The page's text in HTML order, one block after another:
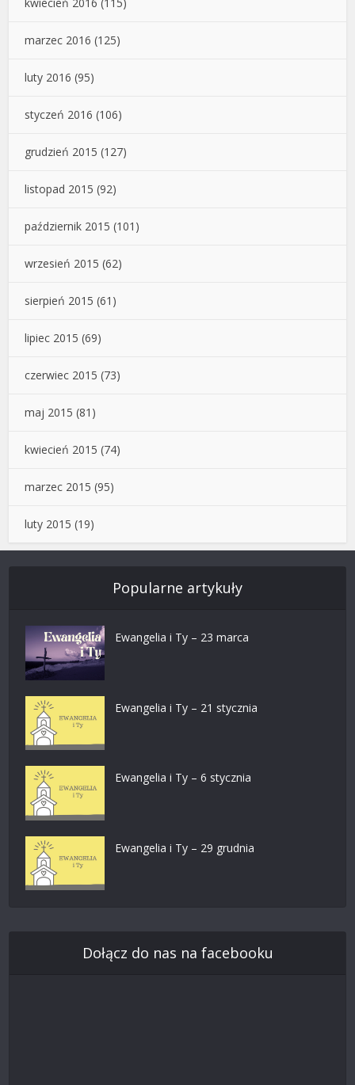
kwiecień 2016 (115)
marzec 2016 (125)
luty 2016 (95)
styczeń 2016 (106)
grudzień 2015 (127)
listopad 2015 (92)
październik 2015 (101)
wrzesień 2015 (62)
sierpień 2015 (61)
lipiec 2015 (69)
czerwiec 2015 (73)
maj 2015 (81)
kwiecień 2015 (74)
marzec 2015 (95)
luty 2015 (19)
Popularne artykuły
Ewangelia i Ty – 23 marca
Ewangelia i Ty – 21 stycznia
Ewangelia i Ty – 6 stycznia
Ewangelia i Ty – 29 grudnia
Dołącz do nas na facebooku